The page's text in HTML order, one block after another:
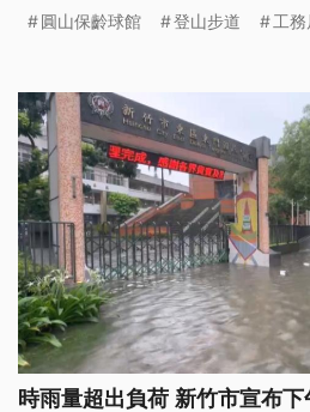
制。台北市長蔣萬安表示，已
圓山保齡球館 登山步道 工務
時雨量超出負荷 新竹市宣布